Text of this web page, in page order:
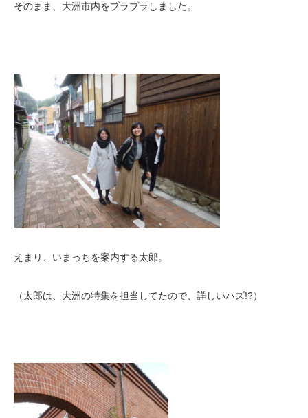
そのまま、大洲市内をブラブラしました。
えまり、いまっちを案内する太郎。
（太郎は、大洲の特集を担当してたので、詳しいハズ!?）